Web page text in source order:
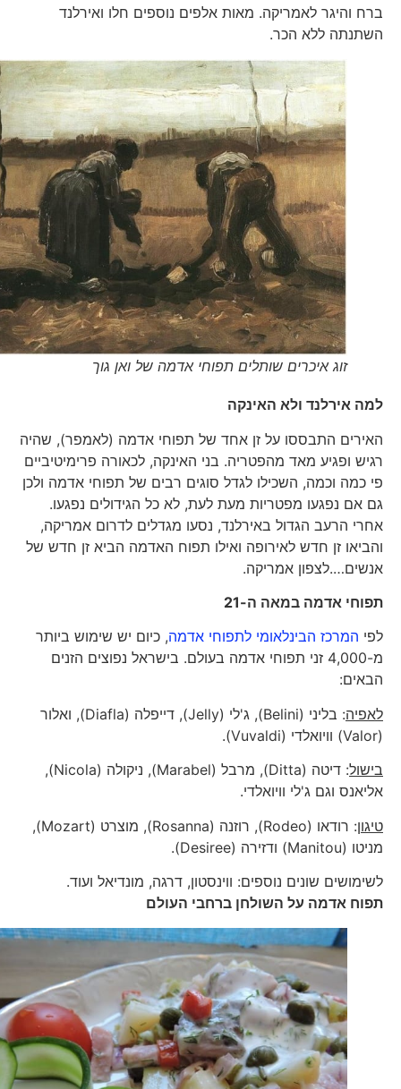
ברח והיגר לאמריקה. מאות אלפים נוספים חלו ואירלנד
השתנתה ללא הכר.
זוג איכרים שותלים תפוחי אדמה של ואן גוך
למה אירלנד ולא האינקה
האירים התבססו על זן אחד של תפוחי אדמה (לאמפר), שהיה
רגיש ופגיע מאד מהפטריה. בני האינקה, לכאורה פרימיטיביים
פי כמה וכמה, השכילו לגדל סוגים רבים של תפוחי אדמה ולכן
גם אם נפגעו מפטריות מעת לעת, לא כל הגידולים נפגעו.
אחרי הרעב הגדול באירלנד, נסעו מגדלים לדרום אמריקה,
והביאו זן חדש לאירופה ואילו תפוח האדמה הביא זן חדש של
אנשים….לצפון אמריקה.
תפוחי אדמה במאה ה-21
לפיהמרכז הבינלאומי לתפוחי אדמה, כיום יש שימוש ביותר
מ-4,000 זני תפוחי אדמה בעולם. בישראל נפוצים הזנים
הבאים:
לאפיה
: בליני (Belini), ג'לי (Jelly), דייפלה (Diafla), ואלור
בישול
: דיטה (Ditta), מרבל (Marabel), ניקולה (Nicola),
אליאנס וגם ג'לי וויואלדי.
טיגון
: רודאו (Rodeo), רוזנה (Rosanna), מוצרט (Mozart),
מניטו (Manitou) ודזירה (Desiree).
לשימושים שונים נוספים: ווינסטון, דרגה, מונדיאל ועוד.
תפוח אדמה על השולחן ברחבי העולם